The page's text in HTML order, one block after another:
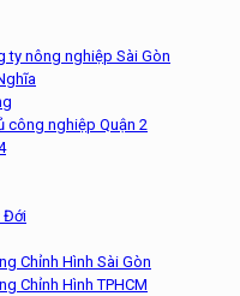
ty nông nghiệp Sài Gòn
công nghiệp Quận 2
Đới
Chỉnh Hình Sài Gòn
Chỉnh Hình TPHCM